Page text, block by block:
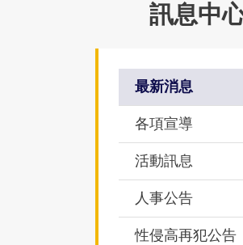
訊息中
最新消息
各項宣導
活動訊息
人事公告
性侵高再犯公告